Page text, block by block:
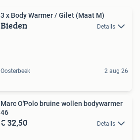
3 x Body Warmer / Gilet (Maat M)
Bieden Details
Oosterbeek 2 aug 26
Marc O'Polo bruine wollen bodywarmer
46
€ 32,50 Details